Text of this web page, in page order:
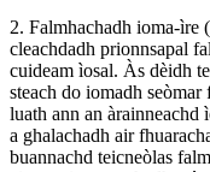
2. Falmhachadh ioma-ìre
cleachdadh prionnsapal
cuideam ìosal. Às dèidh
steach do iomadh seòmar
luath ann an àrainneachd
a ghalachadh air
buannachd teicneòlas